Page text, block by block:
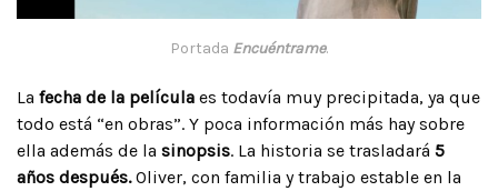
Portada Encuéntrame.
La fecha de la película es todavía muy precipitada, ya que
todo está “en obras”. Y poca información más hay sobre
ella además de la sinopsis. La historia se trasladará 5
años después.Oliver, con familia y trabajo estable en la